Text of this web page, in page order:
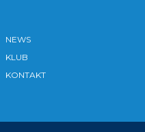
NEWS
KLUB
KONTAKT